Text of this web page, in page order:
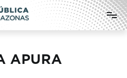
do Estado do
APURA